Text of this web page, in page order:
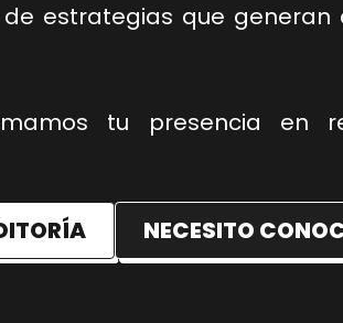
estrategias que generan
tu presencia en
NECESITO